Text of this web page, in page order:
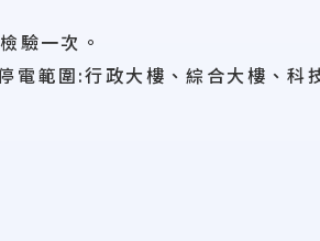
驗一次。
電範圍:行政大樓、綜合大樓、科